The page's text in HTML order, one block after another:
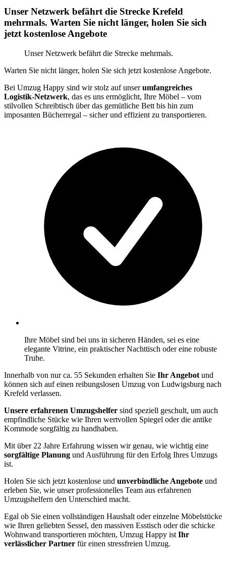
Unser Netzwerk befährt die Strecke Krefeld
mehrmals. Warten Sie nicht länger, holen Sie sich
jetzt kostenlose Angebote
Unser Netzwerk befährt die Strecke mehrmals.
Warten Sie nicht länger, holen Sie sich jetzt kostenlose Angebote.
Bei Umzug Happy sind wir stolz auf unserumfangreiches
Logistik-Netzwerk, das es uns ermöglicht, Ihre Möbel – vom
stilvollen Schreibtisch über das gemütliche Bett bis hin zum
imposanten Bücherregal – sicher und effizient zu transportieren.
Ihre Möbel sind bei uns in sicheren Händen, sei es eine
elegante Vitrine, ein praktischer Nachttisch oder eine robuste
Truhe.
Innerhalb von nur ca. 55 Sekunden erhalten Sie Ihr Angebot und
können sich auf einen reibungslosen Umzug von Ludwigsburg nach
Krefeld verlassen.
Unsere erfahrenen Umzugshelfer sind speziell geschult, um auch
empfindliche Stücke wie Ihren wertvollen Spiegel oder die antike
Kommode sorgfältig zu handhaben.
Mit über 22 Jahre Erfahrung wissen wir genau, wie wichtig eine
sorgfältige Planung und Ausführung für den Erfolg Ihres Umzugs
ist.
Holen Sie sich jetzt kostenlose und unverbindliche Angebote und
erleben Sie, wie unser professionelles Team aus erfahrenen
Umzugshelfern den Unterschied macht.
Egal ob Sie einen vollständigen Haushalt oder einzelne Möbelstücke
wie Ihren geliebten Sessel, den massiven Esstisch oder die schicke
Wohnwand transportieren möchten, Umzug Happy ist Ihr
verlässlicher Partner für einen stressfreien Umzug.